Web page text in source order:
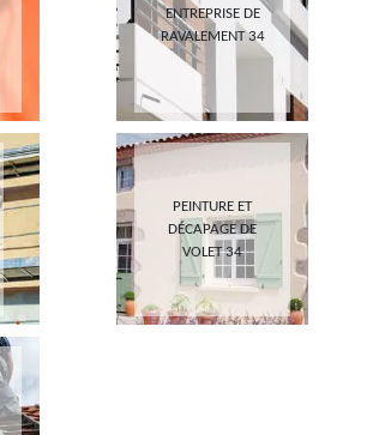
ENTREPRISE DE
RAVALEMENT 34
PEINTURE ET
DÉCAPAGE DE
VOLET 34